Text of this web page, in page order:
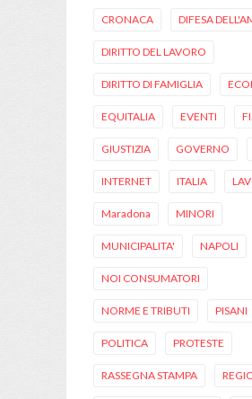
CRONACA DIFESA
DIRITTO DEL LAVORO
DIRITTO DI FAMIGLIA
EQUITALIA EVENTI
GIUSTIZIA GOVERNO
INTERNET ITALIA
Maradona MINORI
MUNICIPALITA' NAPOLI
NOI CONSUMATORI
NORME E TRIBUTI PISANI
POLITICA PROTESTE
RASSEGNA STAMPA